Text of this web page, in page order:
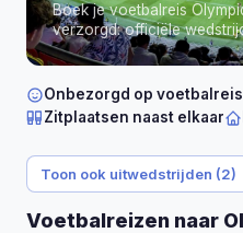
Boek je voetbalreis
verzorgd: officiële
persoonlijke begeleiding,
Onbezorgd op voetbalreis
Zitplaatsen naast elkaar
Toon ook uitwedstrijden (2)
Voetbalreizen naar